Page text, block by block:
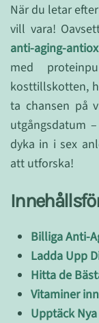
När du letar
vill vara!
anti-aging-
med
kosttillskotten,
ta chansen på
utgångsdatum
dyka in i sex
att utforska!
Billiga Anti-
Ladda Upp
Hitta de
Vitaminer
Upptäck